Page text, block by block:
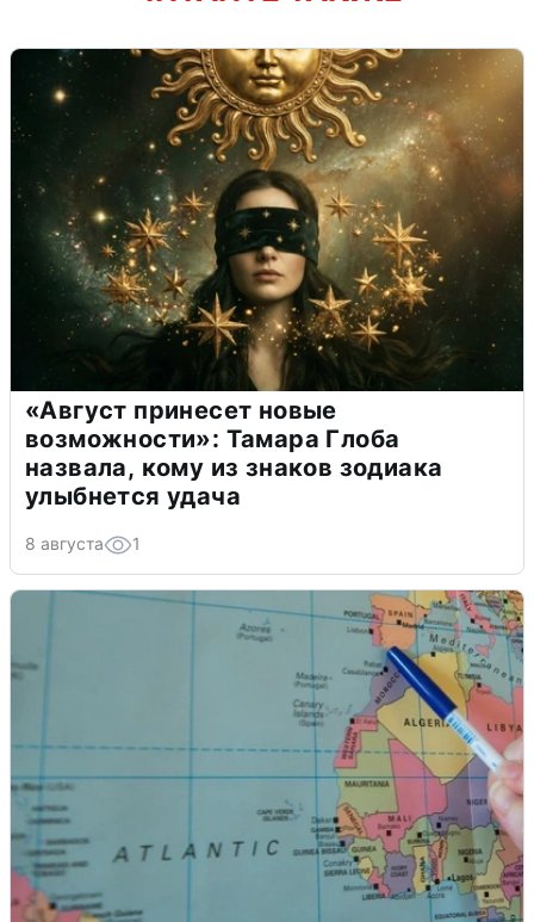
«Август принесет новые
возможности»: Тамара Глоба
назвала, кому из знаков зодиака
улыбнется удача
8 августа 1